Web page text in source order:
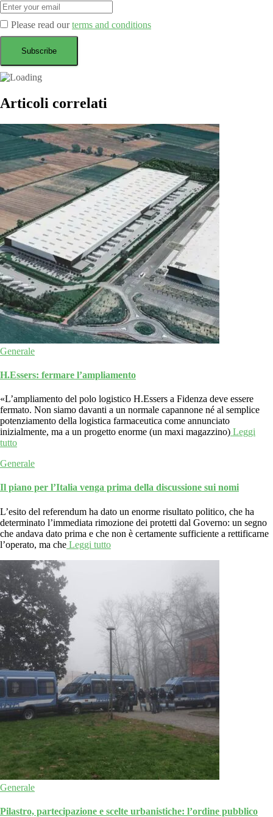
Please read ourterms and conditions
Articoli correlati
Generale
H.Essers: fermare l’ampliamento
«L’ampliamento del polo logistico H.Essers a Fidenza deve essere
fermato. Non siamo davanti a un normale capannone né al semplice
potenziamento della logistica farmaceutica come annunciato
inizialmente, ma a un progetto enorme (un maxi magazzino) Leggi
tutto
Generale
Il piano per l’Italia venga prima della discussione sui nomi
L’esito del referendum ha dato un enorme risultato politico, che ha
determinato l’immediata rimozione dei protetti dal Governo: un segno
che andava dato prima e che non è certamente sufficiente a rettificarne
l’operato, ma che Leggi tutto
Generale
Pilastro, partecipazione e scelte urbanistiche: l’ordine pubblico